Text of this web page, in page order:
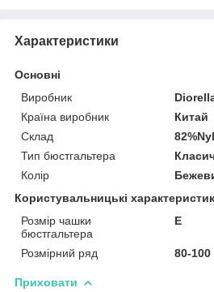
Характеристики
Основні
Виробник
Країна виробник
Китай
Склад
Тип бюстгальтера
Колір
Користувальницькі
Розмір чашки
бюстгальтера
E
Розмірний ряд 80-100
Приховати